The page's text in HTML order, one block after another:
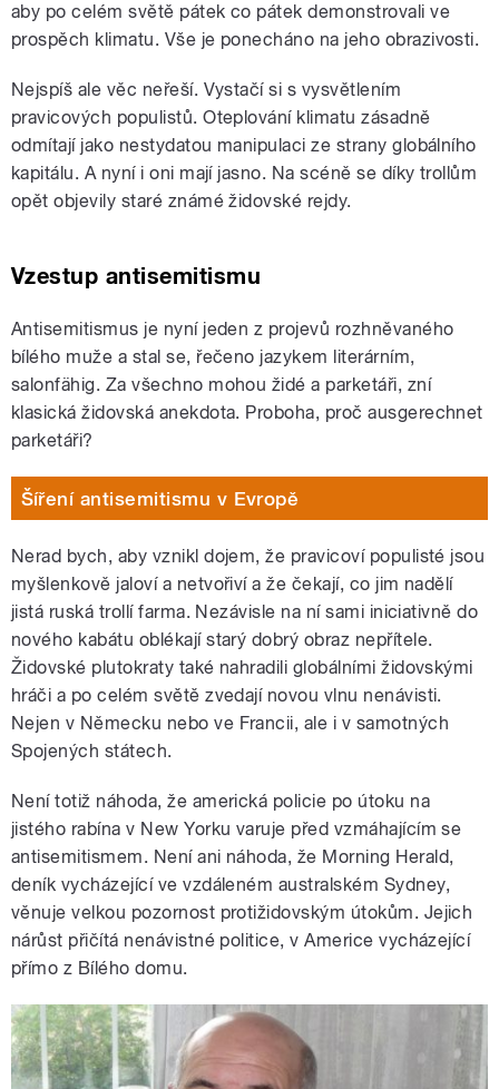
aby po celém světě pátek co pátek demonstrovali ve
prospěch klimatu. Vše je ponecháno na jeho obrazivosti.
Nejspíš ale věc neřeší. Vystačí si s vysvětlením
pravicových populistů. Oteplování klimatu zásadně
odmítají jako nestydatou manipulaci ze strany globálního
kapitálu. A nyní i oni mají jasno. Na scéně se díky trollům
opět objevily staré známé židovské rejdy.
Vzestup antisemitismu
Antisemitismus je nyní jeden z projevů rozhněvaného
bílého muže a stal se, řečeno jazykem literárním,
salonfähig. Za všechno mohou židé a parketáři, zní
klasická židovská anekdota. Proboha, proč ausgerechnet
parketáři?
Šíření antisemitismu v Evropě
Nerad bych, aby vznikl dojem, že pravicoví populisté jsou
myšlenkově jaloví a netvořiví a že čekají, co jim nadělí
jistá ruská trollí farma. Nezávisle na ní sami iniciativně do
nového kabátu oblékají starý dobrý obraz nepřítele.
Židovské plutokraty také nahradili globálními židovskými
hráči a po celém světě zvedají novou vlnu nenávisti.
Nejen v Německu nebo ve Francii, ale i v samotných
Spojených státech.
Není totiž náhoda, že americká policie po útoku na
jistého rabína v New Yorku varuje před vzmáhajícím se
antisemitismem. Není ani náhoda, že Morning Herald,
deník vycházející ve vzdáleném australském Sydney,
věnuje velkou pozornost protižidovským útokům. Jejich
nárůst přičítá nenávistné politice, v Americe vycházející
přímo z Bílého domu.